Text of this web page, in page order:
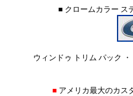
■ クロームカラー ス
ウィンドゥ トリム パック
■ アメリカ最大のカ